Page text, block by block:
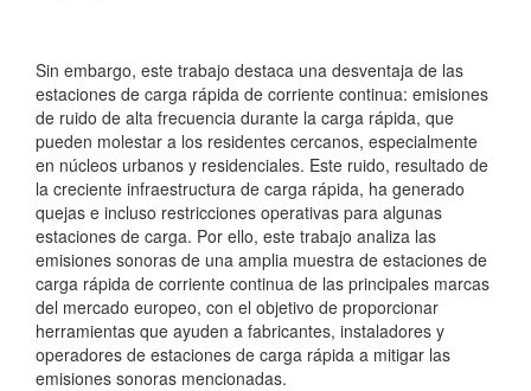
Sin embargo, este trabajo destaca una desventaja de las
estaciones de carga rápida de corriente continua: emisiones
de ruido de alta frecuencia durante la carga rápida, que
pueden molestar a los residentes cercanos, especialmente
en núcleos urbanos y residenciales. Este ruido, resultado de
la creciente infraestructura de carga rápida, ha generado
quejas e incluso restricciones operativas para algunas
estaciones de carga. Por ello, este trabajo analiza las
emisiones sonoras de una amplia muestra de estaciones de
carga rápida de corriente continua de las principales marcas
del mercado europeo, con el objetivo de proporcionar
herramientas que ayuden a fabricantes, instaladores y
operadores de estaciones de carga rápida a mitigar las
emisiones sonoras mencionadas.